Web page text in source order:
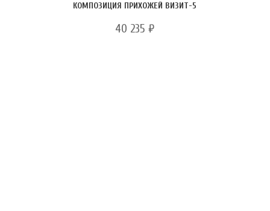
КОМПОЗИЦИЯ ПРИХОЖЕЙ ВИЗИТ-5
40 235₽